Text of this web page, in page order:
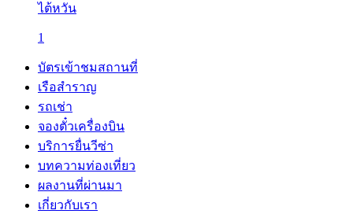
ไต้หวัน
1
บัตรเข้าชมสถานที่
เรือสำราญ
รถเช่า
จองตั๋วเครื่องบิน
บริการยื่นวีซ่า
บทความท่องเที่ยว
ผลงานที่ผ่านมา
เกี่ยวกับเรา